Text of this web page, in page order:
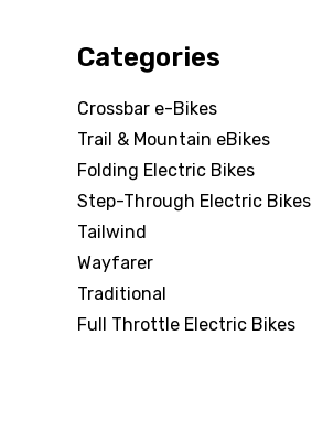
Categories
Crossbar e-Bikes
Trail & Mountain eBikes
Folding Electric Bikes
Step-Through Electric Bikes
Tailwind
Wayfarer
Traditional
Full Throttle Electric Bikes